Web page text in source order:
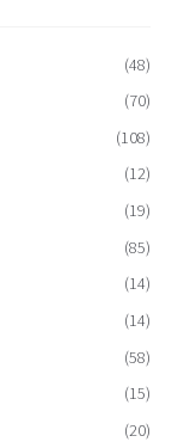
(48)
(70)
(108)
(12)
(19)
(85)
(14)
(14)
(58)
(15)
(20)